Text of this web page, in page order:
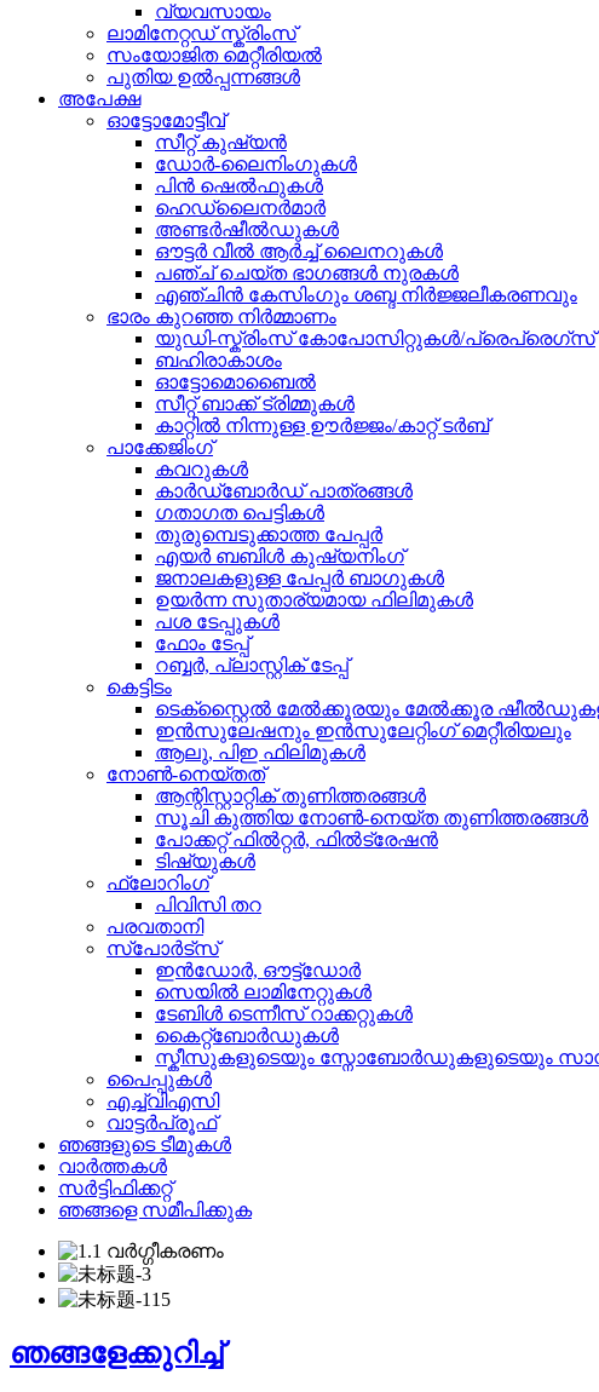
വ്യവസായം
ലാമിനേറ്റഡ് സ്ക്രിംസ്
സംയോജിത മെറ്റീരിയൽ
പുതിയ ഉൽപ്പന്നങ്ങൾ
അപേക്ഷ
ഓട്ടോമോട്ടീവ്
സീറ്റ് കുഷ്യൻ
ഡോർ-ലൈനിംഗുകൾ
പിൻ ഷെൽഫുകൾ
ഹെഡ്‌ലൈനർമാർ
അണ്ടർഷീൽഡുകൾ
ഔട്ടർ വീൽ ആർച്ച് ലൈനറുകൾ
പഞ്ച് ചെയ്ത ഭാഗങ്ങൾ നുരകൾ
എഞ്ചിൻ കേസിംഗും ശബ്ദ നിർജ്ജലീകരണവും
ഭാരം കുറഞ്ഞ നിർമ്മാണം
യുഡി-സ്ക്രിംസ് കോപോസിറ്റുകൾ/പ്രെപ്രെഗ്സ്
ബഹിരാകാശം
ഓട്ടോമൊബൈൽ
സീറ്റ് ബാക്ക് ട്രിമ്മുകൾ
കാറ്റിൽ നിന്നുള്ള ഊർജ്ജം/കാറ്റ് ടർബ്
പാക്കേജിംഗ്
കവറുകൾ
കാർഡ്ബോർഡ് പാത്രങ്ങൾ
ഗതാഗത പെട്ടികൾ
തുരുമ്പെടുക്കാത്ത പേപ്പർ
എയർ ബബിൾ കുഷ്യനിംഗ്
ജനാലകളുള്ള പേപ്പർ ബാഗുകൾ
ഉയർന്ന സുതാര്യമായ ഫിലിമുകൾ
പശ ടേപ്പുകൾ
ഫോം ടേപ്പ്
റബ്ബർ, പ്ലാസ്റ്റിക് ടേപ്പ്
കെട്ടിടം
ടെക്സ്റ്റൈൽ മേൽക്കൂരയും മേൽക്കൂര
ഇൻസുലേഷനും ഇൻസുലേറ്റിംഗ് മെറ്റീരിയലും
ആലു, പിഇ ഫിലിമുകൾ
നോൺ-നെയ്തത്
ആന്റിസ്റ്റാറ്റിക് തുണിത്തരങ്ങൾ
സൂചി കുത്തിയ നോൺ-നെയ്ത തുണിത്തരങ്ങൾ
പോക്കറ്റ് ഫിൽറ്റർ, ഫിൽട്രേഷൻ
ടിഷ്യുകൾ
ഫ്ലോറിംഗ്
പിവിസി തറ
പരവതാനി
സ്പോർട്സ്
ഇൻഡോർ, ഔട്ട്ഡോർ
സെയിൽ ലാമിനേറ്റുകൾ
ടേബിൾ ടെന്നീസ് റാക്കറ്റുകൾ
കൈറ്റ്‌ബോർഡുകൾ
സ്കീസുകളുടെയും സ്നോബോർഡുകളുടെയും
പൈപ്പുകൾ
എച്ച്വി‌എസി
വാട്ടർപ്രൂഫ്
ഞങ്ങളുടെ ടീമുകൾ
വാർത്തകൾ
സർട്ടിഫിക്കറ്റ്
ഞങ്ങളെ സമീപിക്കുക
ഞങ്ങളേക്കുറിച്ച്